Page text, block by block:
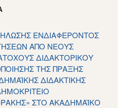
ΕΝΔΙΑΦΕΡΟΝΤΟΣ
ΑΠΟ ΝΕΟΥΣ
ΔΙΔΑΚΤΟΡΙΚΟΥ
ΤΗΣ ΠΡΑΞΗΣ
ΔΙΔΑΚΤΙΚΗΣ
ΣΤΟ ΑΚΑΔΗΜΑΪΚΟ